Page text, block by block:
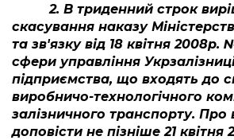
2. В триденний строк
скасування наказу
та зв'язку від 18 квітня 2008р.
сфери управління
підприємства, що входять до
виробничо-технологічного
залізничного транспорту. Про
доповісти не пізніше 21 квітня